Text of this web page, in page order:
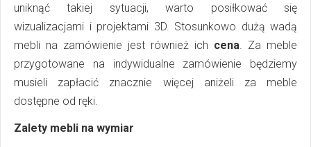
uniknąć takiej sytuacji, warto posiłkować się
wizualizacjami i projektami 3D. Stosunkowo dużą wadą
mebli na zamówienie jest również ich cena . Za meble
przygotowane na indywidualne zamówienie będziemy
musieli zapłacić znacznie więcej aniżeli za meble
dostępne od ręki.
Zalety mebli na wymiar